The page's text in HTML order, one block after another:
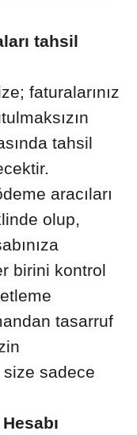
tahsil
faturalarınız
tahsil
aracıları
olup,
birini kontrol
tasarruf
size sadece